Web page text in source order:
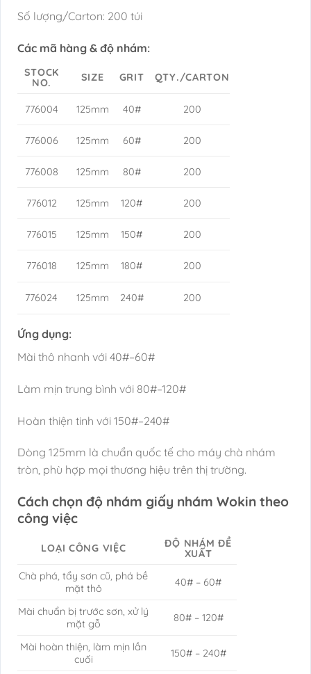
Số lượng/Carton: 200 túi
Các mã hàng & độ nhám:
STOCK
NO.
SIZE GRIT QTY./CARTON
776004 125mm 40# 200
776006 125mm 60# 200
776008 125mm 80# 200
776012 125mm 120# 200
776015 125mm 150# 200
776018 125mm 180# 200
776024 125mm 240# 200
Ứng dụng:
Mài thô nhanh với 40#–60#
Làm mịn trung bình với 80#–120#
Hoàn thiện tinh với 150#–240#
Dòng 125mm là chuẩn quốc tế cho máy chà nhám
tròn, phù hợp mọi thương hiệu trên thị trường.
Cách chọn độ nhám giấy nhám Wokin theo
công việc
LOẠI CÔNG VIỆC
ĐỘ NHÁM ĐỀ
XUẤT
Chà phá, tẩy sơn cũ, phá bề
mặt thô
40# – 60#
Mài chuẩn bị trước sơn, xử lý
mặt gỗ
80# – 120#
Mài hoàn thiện, làm mịn lần
cuối
150# – 240#